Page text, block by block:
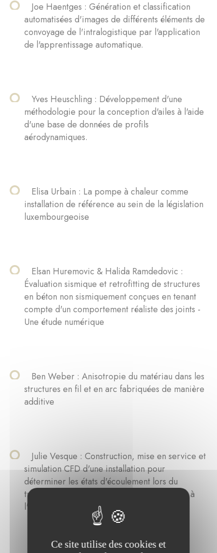
Joe Haentges : Génération et classification
automatisées d'images de différents éléments de
convoyage de l'intralogistique par l'application
de l'apprentissage automatique.
Yves Heuschling : Développement d'une
méthodologie pour la conception d'ailes à l'aide
d'une base de données de profils
aérodynamiques.
Elisa Urbain : La pompe à chaleur comme
installation de référence au sein de la législation
luxembourgeoise
Elsan Huremovic & Halida Ramdedovic :
Évaluation sismique et retrofitting de structures
en béton non sismiquement conçues en tenant
compte d'un comportement réaliste des joints -
Une étude numérique
Ben Weber : Anisotropie du matériau dans les
structures en fil et en arc fabriquées de manière
additive
Julie Vesque : Construction, mise en service et
simulation CFD d'une installation pour
déterminer les états d'écoulement lors du
transport pneumatique de produits en vrac, à
l'exemple des graines de teff.
Ce site utilise des cookies et